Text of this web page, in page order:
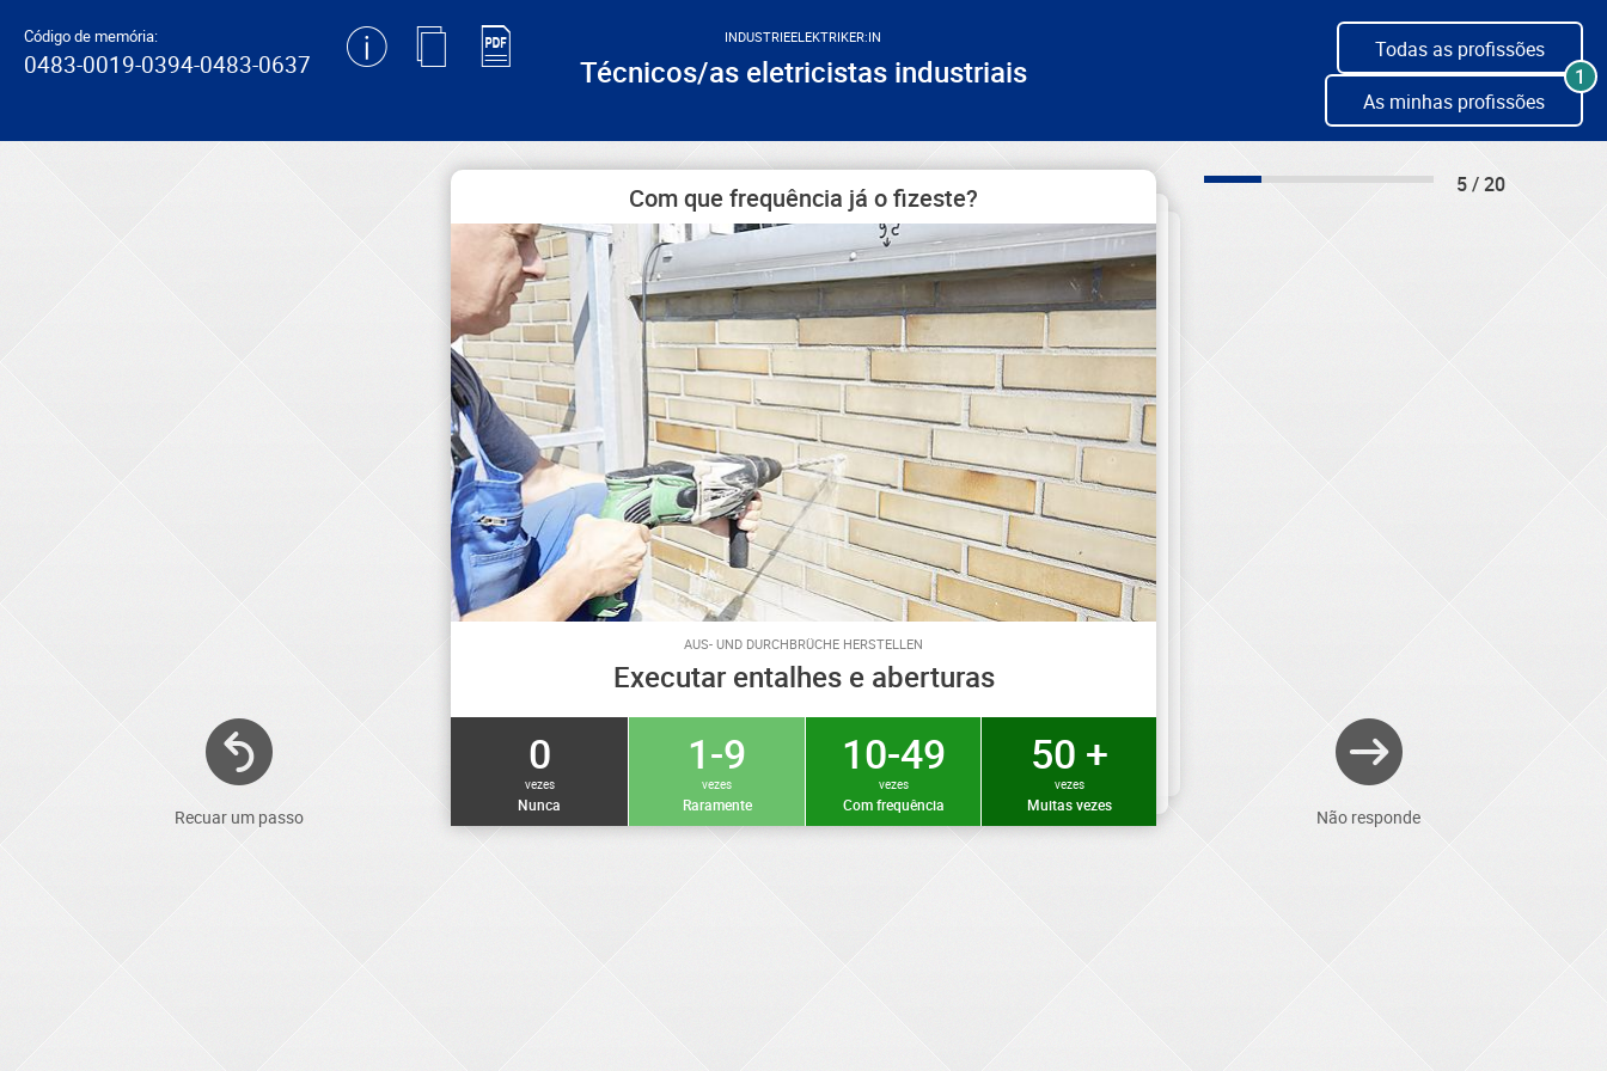
Código de memória:
0483-0019-0394-0483-0637
INDUSTRIEELEKTRIKER:IN
Técnicos/as eletricistas industriais
Todas as profissões
As minhas profissões
1
Recuar um passo
Com que frequência já o fizeste?
AUS- UND DURCHBRÜCHE HERSTELLEN
Executar entalhes e aberturas
0
vezes
Nunca
1-9
vezes
Raramente
10-49
vezes
Com frequência
50 +
vezes
Muitas vezes
5 / 20
Não responde